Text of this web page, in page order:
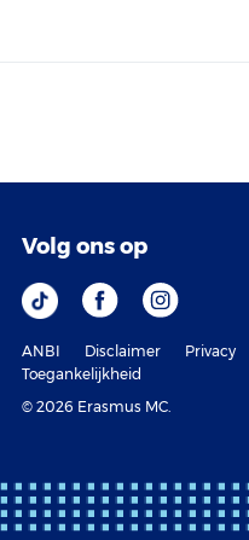
Volg ons op
ANBI Disclaimer Privacy
Toegankelijkheid
© 2026 Erasmus MC.